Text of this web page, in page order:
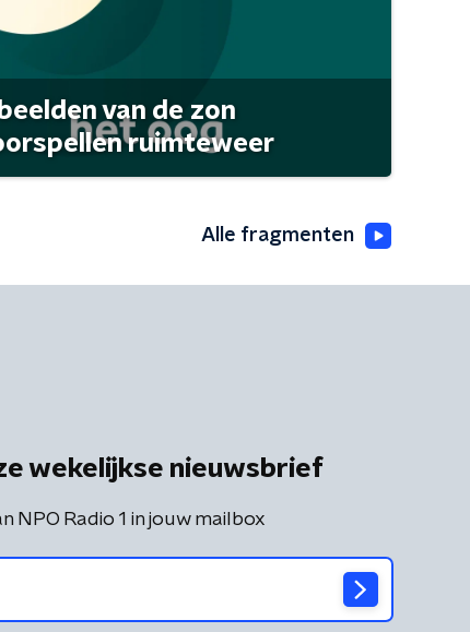
van de zon
ruimteweer
Alle fragmenten
wekelijkse nieuwsbrief
NPO Radio 1 in jouw mailbox